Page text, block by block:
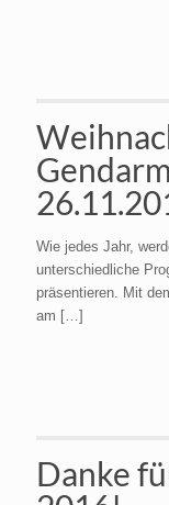
Wie jedes Jahr,
unterschiedliche
präsentieren. Mit
am […]
Danke